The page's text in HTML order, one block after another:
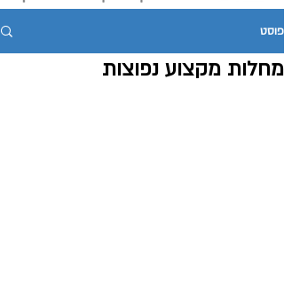
פוסט
מחלות מקצוע נפוצות